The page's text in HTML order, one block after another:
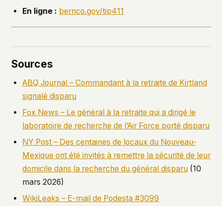
En ligne : bernco.gov/tip411
Sources
ABQ Journal – Commandant à la retraite de Kirtland
signalé disparu
Fox News – Le général à la retraite qui a dirigé le
laboratoire de recherche de l’Air Force porté disparu
NY Post – Des centaines de locaux du Nouveau-
Mexique ont été invités à remettre la sécurité de leur
domicile dans la recherche du général disparu (10
mars 2026)
WikiLeaks – E-mail de Podesta #3099